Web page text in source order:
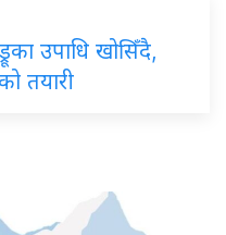
उपाधि खोसिँदै,
तयारी